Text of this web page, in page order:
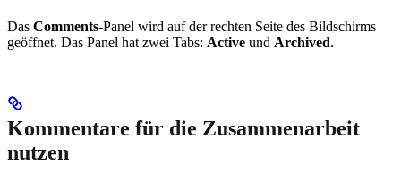
Das Comments-Panel wird auf der rechten Seite des Bildschirms
geöffnet. Das Panel hat zwei Tabs: Active und Archived.
Kommentare für die Zusammenarbeit
nutzen